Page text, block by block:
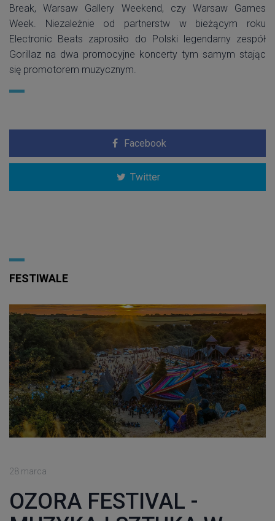
Break, Warsaw Gallery Weekend, czy Warsaw Games
Week. Niezależnie od partnerstw w bieżącym roku
Electronic Beats zaprosiło do Polski legendarny zespół
Gorillaz na dwa promocyjne koncerty tym samym stając
się promotorem muzycznym.
Facebook
Twitter
FESTIWALE
28 marca
OZORA FESTIVAL -